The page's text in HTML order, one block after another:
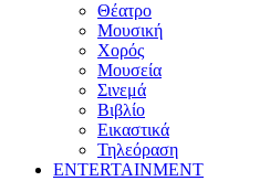
Θέατρο
Μουσική
Χορός
Μουσεία
Σινεμά
Βιβλίο
Εικαστικά
Τηλεόραση
ENTERTAINMENT